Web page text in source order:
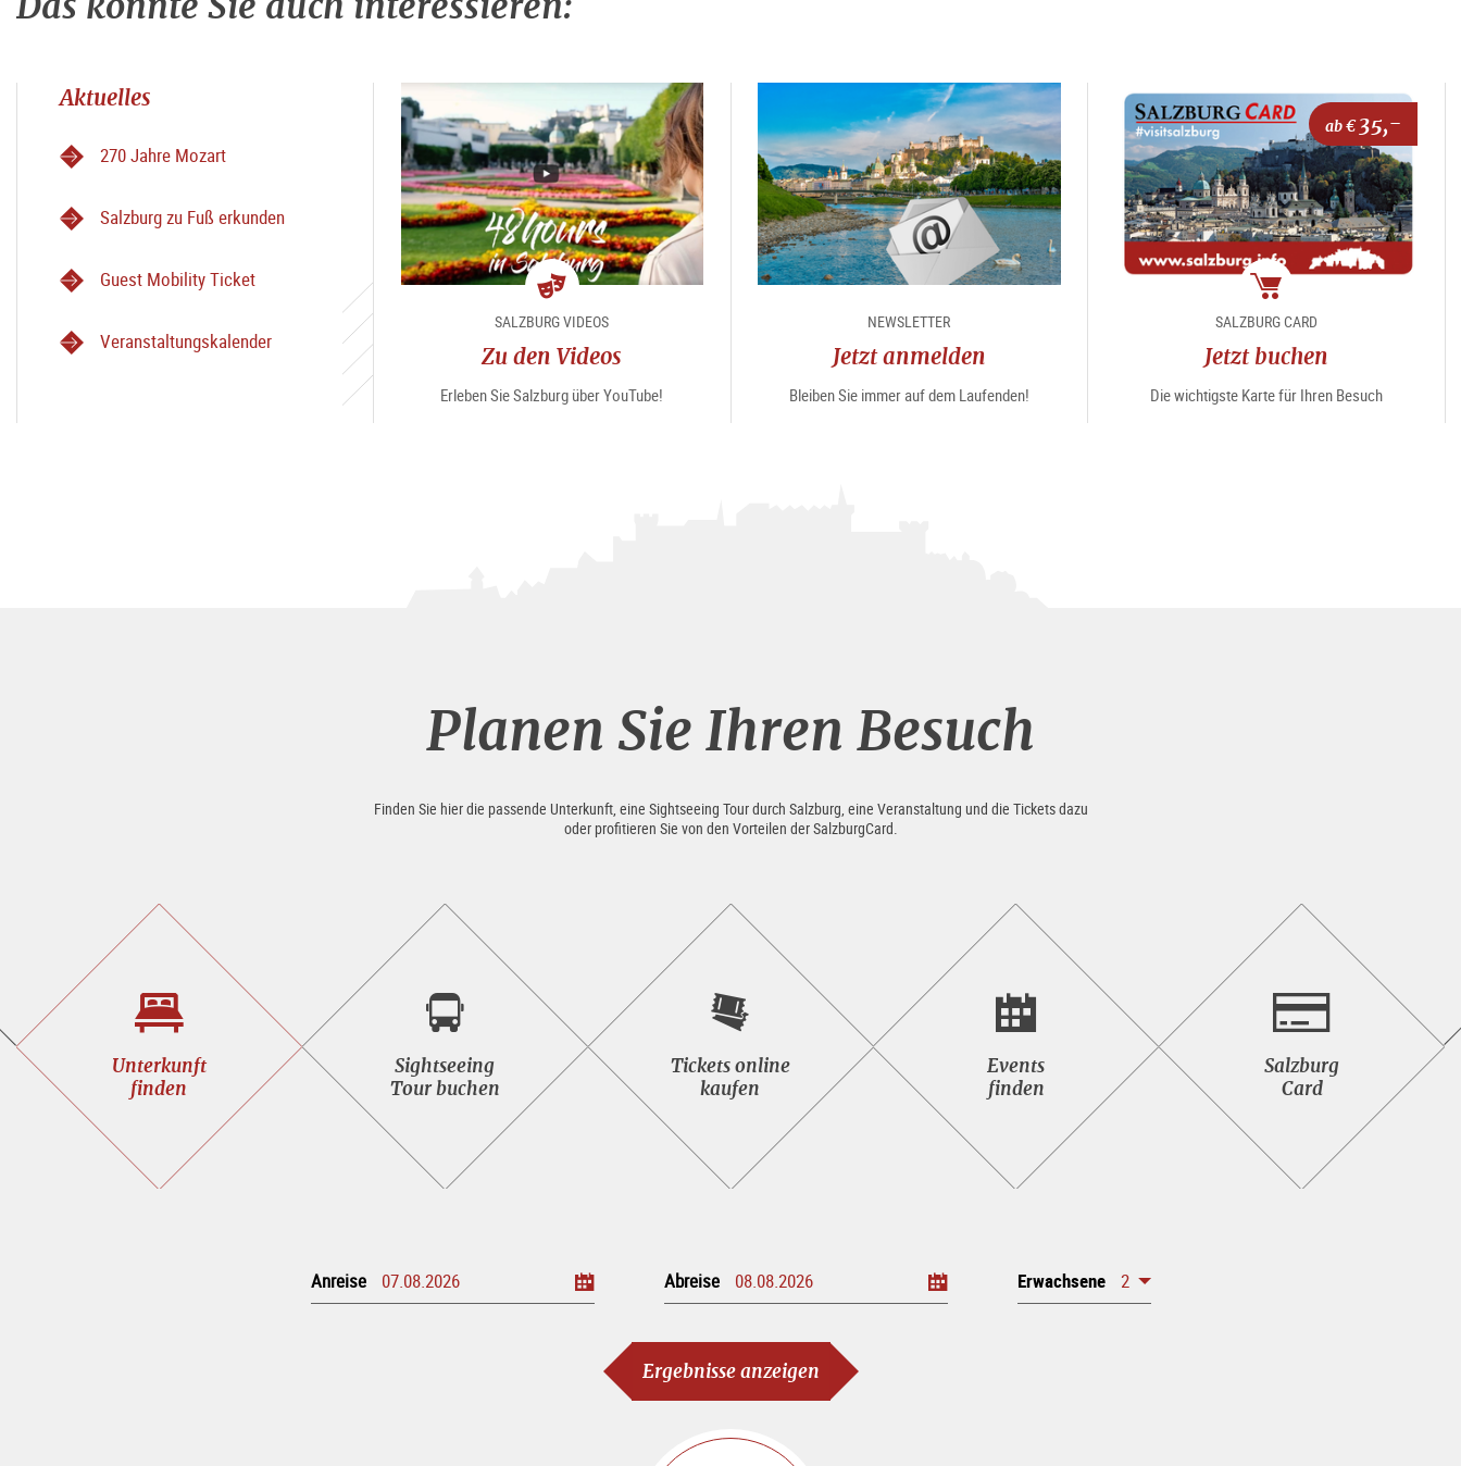
Aktuelles
270 Jahre Mozart
Salzburg zu Fuß erkunden
Guest Mobility Ticket
Veranstaltungskalender
Kunst
&
Kultur
SALZBURG VIDEOS
Zu den Videos
Erleben Sie Salzburg über YouTube!
NEWSLETTER
Jetzt anmelden
Bleiben Sie immer auf dem Laufenden!
ab €35,-
Package
SALZBURG CARD
Jetzt buchen
Die wichtigste Karte für Ihren Besuch
Planen Sie Ihren Besuch
Finden Sie hier die passende Unterkunft, eine Sightseeing Tour durch Salzburg, eine Veranstaltung und die Tickets dazu
oder profitieren Sie von den Vorteilen der SalzburgCard.
Unterkunft
finden
Unterkunft<br>finden
Sightseeing
Tour buchen
Sightseeing<br>Tour
buchen
Tickets online
kaufen
Tickets
online<br>kaufen
Events
finden
Events<br>finden
Salzburg
Card
Salzburg<br>Card
Anreise Abreise Erwachsene 2
Ergebnisse anzeigen